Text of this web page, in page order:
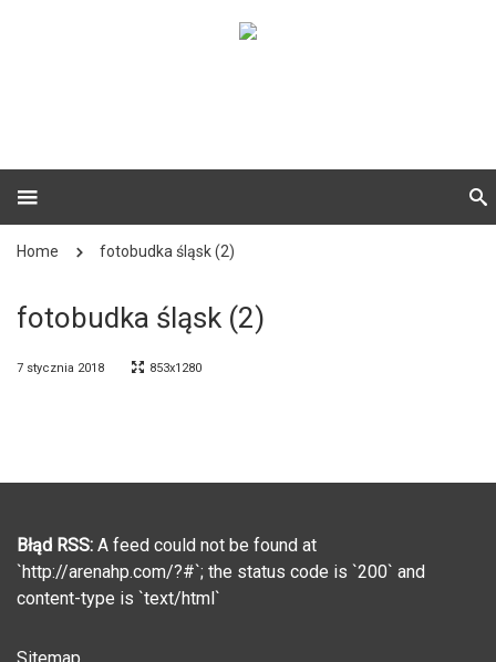
Home fotobudka śląsk (2)
fotobudka śląsk (2)
7 stycznia 2018 853x1280
Błąd RSS: A feed could not be found at
`http://arenahp.com/?#`; the status code is `200` and
content-type is `text/html`